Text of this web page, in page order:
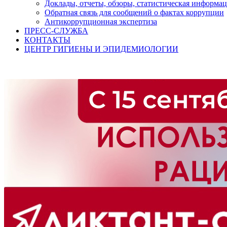
Доклады, отчеты, обзоры, статистическая
Обратная связь для сообщений о фактах коррупции
Антикоррупционная экспертиза
ПРЕСС-СЛУЖБА
КОНТАКТЫ
ЦЕНТР ГИГИЕНЫ И ЭПИДЕМИОЛОГИИ